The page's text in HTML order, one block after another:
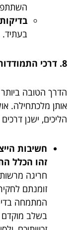
בעתיד.
8. דרכי התמודדות, מניעה והקטנת נזקים
הדרך הטובה
אותן מלכתחילה.
הליכים, ישנן
חשיבות
זהו הכלל
חריגה
זומנתם
המתמחה
בשלב מוקדם